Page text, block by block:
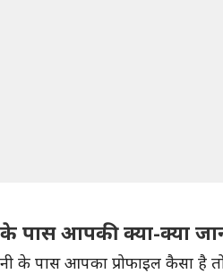
आपकी क्या-क्या
पास आपका प्रोफाइल कैसा है